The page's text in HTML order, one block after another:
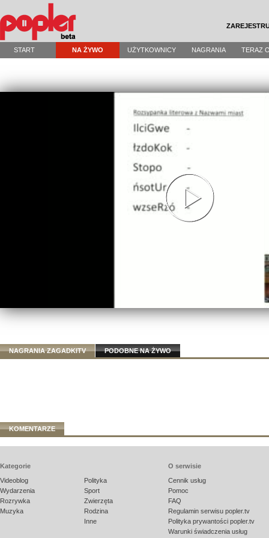
START NA ŻYWO UŻYTKOWNICY NAGRANIA TERAZ
NAGRANIA ZAGADKITV PODOBNE NA ŻYWO
KOMENTARZE
Kategorie
Videoblog
Wydarzenia
Rozrywka
Muzyka
Polityka
Sport
Zwierzęta
Rodzina
Inne
O serwisie
Cennik usług
Pomoc
FAQ
Regulamin serwisu popler.tv
Polityka prywantości popler.tv
Warunki świadczenia usług